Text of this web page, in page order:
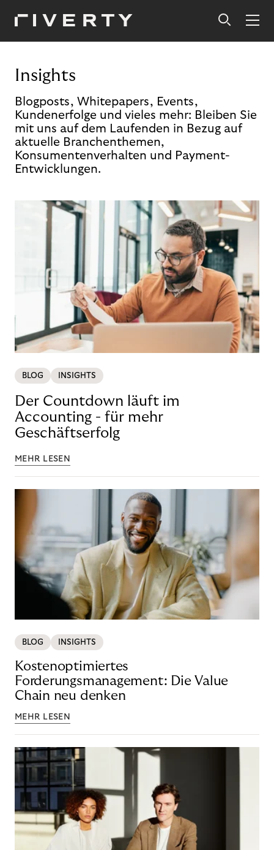
Insights
Blogposts, Whitepapers, Events,
Kundenerfolge und vieles mehr: Bleiben Sie
mit uns auf dem Laufenden in Bezug auf
aktuelle Branchenthemen,
Konsumentenverhalten und Payment-
Entwicklungen.
BLOG INSIGHTS
Der Countdown läuft im
Accounting - für mehr
Geschäftserfolg
MEHR LESEN
BLOG INSIGHTS
Kostenoptimiertes
Forderungsmanagement: Die Value
Chain neu denken
MEHR LESEN